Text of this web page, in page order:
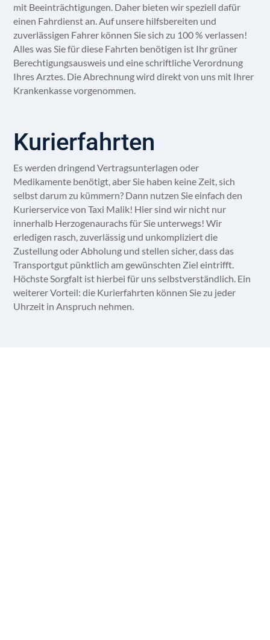
mit Beeinträchtigungen. Daher bieten wir speziell dafür
einen Fahrdienst an. Auf unsere hilfsbereiten und
zuverlässigen Fahrer können Sie sich zu 100 % verlassen!
Alles was Sie für diese Fahrten benötigen ist Ihr grüner
Berechtigungsausweis und eine schriftliche Verordnung
Ihres Arztes. Die Abrechnung wird direkt von uns mit Ihrer
Krankenkasse vorgenommen.
Kurierfahrten
Es werden dringend Vertragsunterlagen oder
Medikamente benötigt, aber Sie haben keine Zeit, sich
selbst darum zu kümmern? Dann nutzen Sie einfach den
Kurierservice von Taxi Malik! Hier sind wir nicht nur
innerhalb Herzogenaurachs für Sie unterwegs! Wir
erledigen rasch, zuverlässig und unkompliziert die
Zustellung oder Abholung und stellen sicher, dass das
Transportgut pünktlich am gewünschten Ziel eintrifft.
Höchste Sorgfalt ist hierbei für uns selbstverständlich. Ein
weiterer Vorteil: die Kurierfahrten können Sie zu jeder
Uhrzeit in Anspruch nehmen.